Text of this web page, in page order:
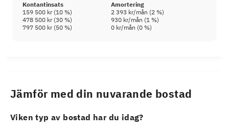
Kontantinsats
Amortering
159 500 kr(10 %) 2 393 kr/mån (2 %)
478 500 kr(30 %) 930 kr/mån (1 %)
797 500 kr(50 %) 0 kr/mån (0 %)
Jämför med din nuvarande bostad
Viken typ av bostad har du idag?